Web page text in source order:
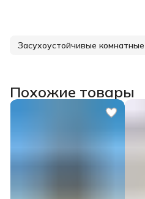
Похожие товары